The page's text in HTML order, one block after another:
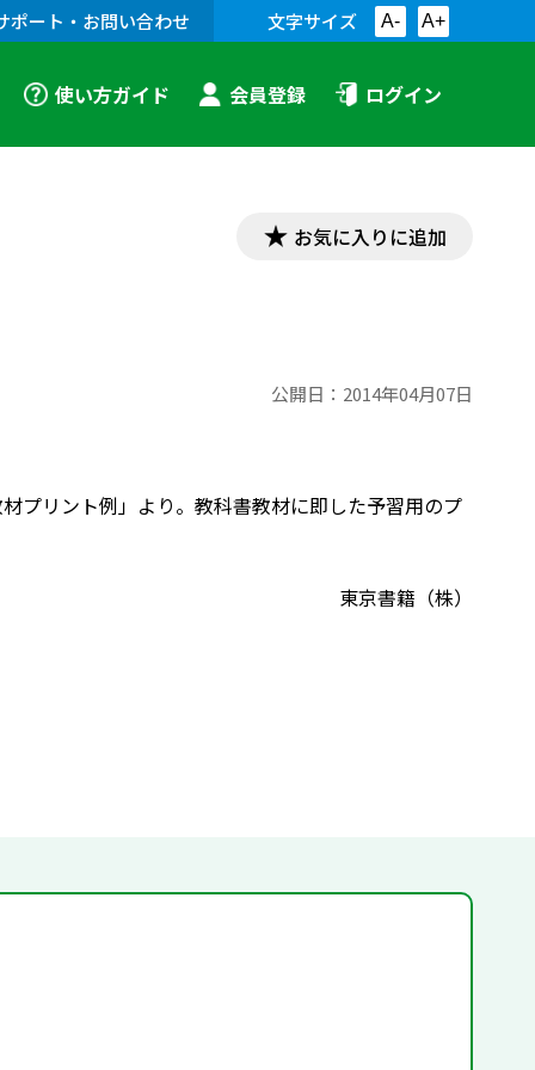
ポート・お問い合わせ 文字サイズ A- A+
使い方ガイド 会員登録 ログイン
お気に入りに追加
公開日： 2014年04月07日
プリント例」より。教科書教材に即した予習用のプ
東京書籍（株）